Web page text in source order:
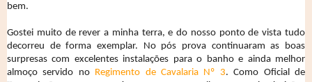
bem.
Gostei muito de rever a minha terra, e do nosso ponto de vista tudo
decorreu de forma exemplar. No pós prova continuaram as boas
surpresas com excelentes instalações para o banho e ainda melhor
almoço servido no Regimento de Cavalaria Nº 3. Como Oficial de